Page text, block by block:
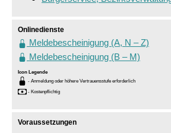
Sprung zur Icon Legende.
Onlinedienste
Meldebescheinigung (A, N – Z)
Meldebescheinigung (B – M)
Icon Legende
- Anmeldung oder höhere Vertrauensstufe erforderlich
- Kostenpflichtig
Voraussetzungen